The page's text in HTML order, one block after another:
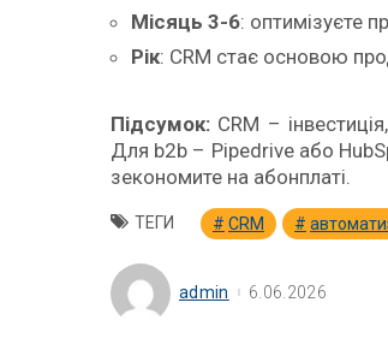
Місяць 3-6: оптимізуєте
Рік: CRM стає основою
Підсумок: CRM –
Для b2b – Pipedrive або
зекономите на абонплаті.
ТЕГИ CRM
admin 6.06.2026